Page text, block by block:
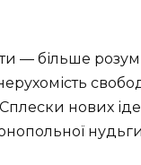
— більше
нових